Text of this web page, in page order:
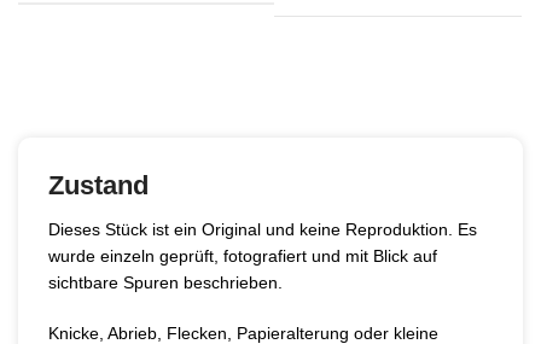
Zustand
Dieses Stück ist ein Original und keine Reproduktion. Es
wurde einzeln geprüft, fotografiert und mit Blick auf
sichtbare Spuren beschrieben.
Knicke, Abrieb, Flecken, Papieralterung oder kleine